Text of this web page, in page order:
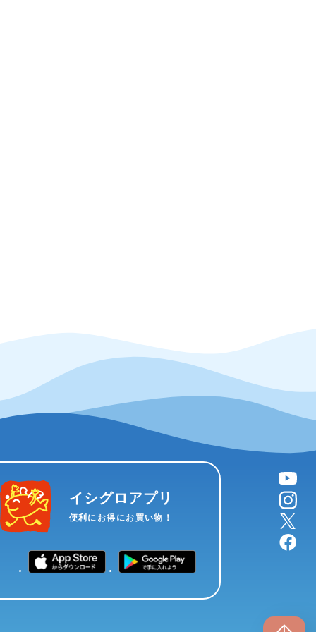
イシグロアプリ
便利にお得にお買い物！
YouTube
instagram
X
facebook